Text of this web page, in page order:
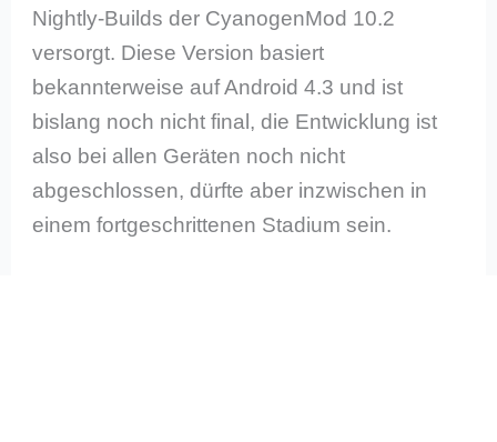
Nightly-Builds der CyanogenMod 10.2
versorgt. Diese Version basiert
bekannterweise auf Android 4.3 und ist
bislang noch nicht final, die Entwicklung ist
also bei allen Geräten noch nicht
abgeschlossen, dürfte aber inzwischen in
einem fortgeschrittenen Stadium sein.